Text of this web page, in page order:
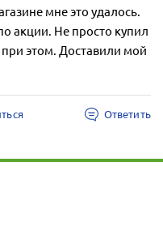
мне это удалось.
акции. Не просто купил
этом. Доставили мой
Ответить